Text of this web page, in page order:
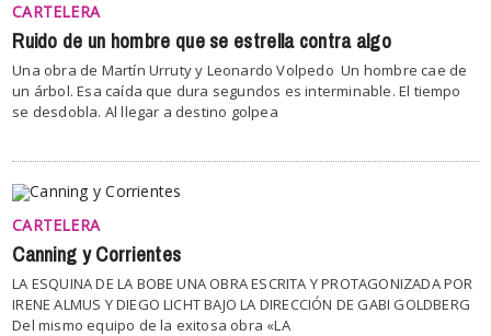
CARTELERA
Ruido de un hombre que se estrella contra algo
Una obra de Martín Urruty y Leonardo Volpedo Un hombre cae de
un árbol. Esa caída que dura segundos es interminable. El tiempo
se desdobla. Al llegar a destino golpea
CARTELERA
Canning y Corrientes
LA ESQUINA DE LA BOBE UNA OBRA ESCRITA Y PROTAGONIZADA POR
IRENE ALMUS Y DIEGO LICHT BAJO LA DIRECCIÓN DE GABI GOLDBERG
Del mismo equipo de la exitosa obra «LA